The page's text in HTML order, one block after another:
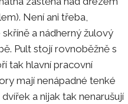
Není ani třeba,
a nádherný žulový
Pult stojí rovnoběžně s
tak hlavní pracovní
mají nenápadné tenké
a nijak tak nenarušují